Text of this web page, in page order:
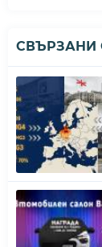
СВЪРЗАНИ